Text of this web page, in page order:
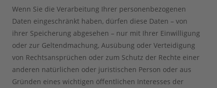
Wenn Sie die Verarbeitung Ihrer personenbezogenen
Daten eingeschränkt haben, dürfen diese Daten – von
ihrer Speicherung abgesehen – nur mit Ihrer Einwilligung
oder zur Geltendmachung, Ausübung oder Verteidigung
von Rechtsansprüchen oder zum Schutz der Rechte einer
anderen natürlichen oder juristischen Person oder aus
Gründen eines wichtigen öffentlichen Interesses der